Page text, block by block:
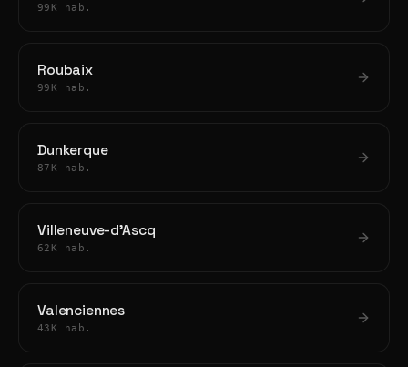
99K hab.
Roubaix
99K hab.
Dunkerque
87K hab.
Villeneuve-d'Ascq
62K hab.
Valenciennes
43K hab.